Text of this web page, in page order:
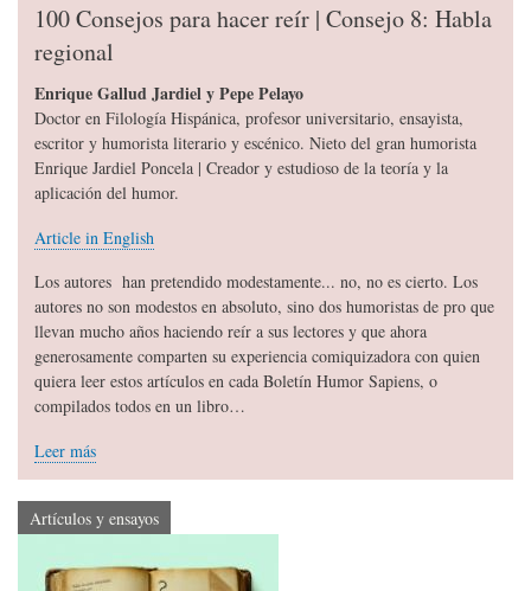
100 Consejos para hacer reír | Consejo 8: Habla
regional
Enrique Gallud Jardiel y Pepe Pelayo
Doctor en Filología Hispánica, profesor universitario, ensayista,
escritor y humorista literario y escénico. Nieto del gran humorista
Enrique Jardiel Poncela | Creador y estudioso de la teoría y la
aplicación del humor.
Article in English
Los autores han pretendido modestamente... no, no es cierto. Los
autores no son modestos en absoluto, sino dos humoristas de pro que
llevan mucho años haciendo reír a sus lectores y que ahora
generosamente comparten su experiencia comiquizadora con quien
quiera leer estos artículos en cada Boletín Humor Sapiens, o
compilados todos en un libro…
Leer más
Artículos y ensayos